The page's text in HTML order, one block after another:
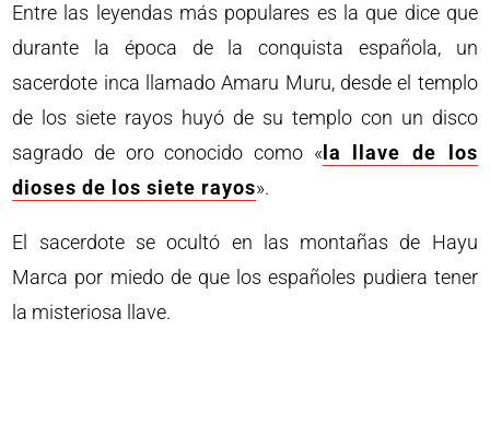
Entre las leyendas más populares es la que dice que
durante la época de la conquista española, un
sacerdote inca llamado Amaru Muru, desde el templo
de los siete rayos huyó de su templo con un disco
sagrado de oro conocido como « la llave de los
dioses de los siete rayos».
El sacerdote se ocultó en las montañas de Hayu
Marca por miedo de que los españoles pudiera tener
la misteriosa llave.